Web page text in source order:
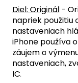
Diel: Originál -
napriek použitiu
nastaveniach
iPhone používa
záujem o
nastaveniach,
IC.